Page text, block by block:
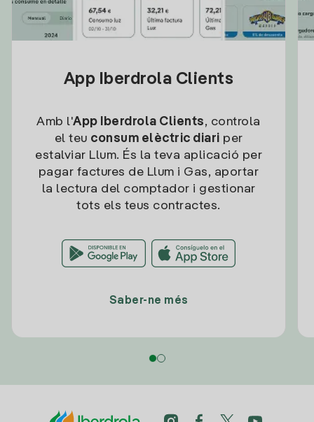
App Iberdrola Clients
Amb l'App Iberdrola Clients, controla
el teu consum elèctric diari per
estalviar Llum. És la teva aplicació per
pagar factures de Llum i Gas, aportar
la lectura del comptador i gestionar
tots els teus contractes.
Saber-ne més